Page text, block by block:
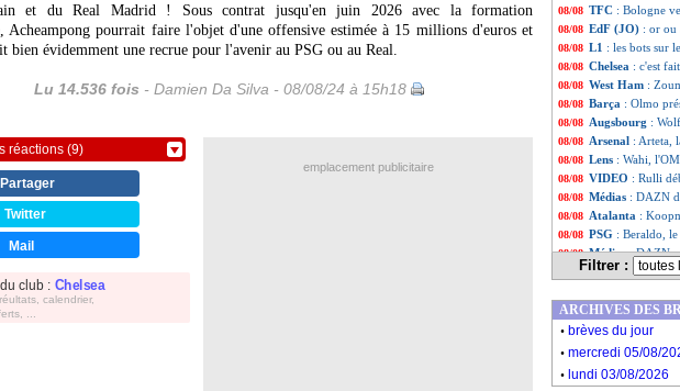
et du Real Madrid ! Sous contrat jusqu'en juin 2026 avec la formation
Acheampong pourrait faire l'objet d'une offensive estimée à 15 millions d'euros et
bien évidemment une recrue pour l'avenir au PSG ou au Real.
Lu 14.536 fois - Damien Da Silva - 08/08/24 à 15h18
réactions (9)
Partager
Twitter
Mail
club : Chelsea
calendrier,
...
08/08 TFC : Bologne
08/08 EdF (JO) : or ou
08/08 L1 : les bots sur
08/08 Chelsea : c'est
08/08 West Ham :
08/08 Barça : Olmo
08/08 Augsbourg :
08/08 Arsenal : Arteta,
08/08 Lens : Wahi,
08/08 VIDEO : Rulli
08/08 Médias : DAZN
08/08 Atalanta :
08/08 PSG : Beraldo,
08/08 Médias: DAZN
08/08 Angleterre:
08/08 Newcastle:
08/08 Arsenal:
Sociedad :
08/08 OM: Bulka et
Filtrer :
emplacement publicitaire
ARCHIVES DES
. brèves du jour
. mercredi 05/08/
. lundi 03/08/2026